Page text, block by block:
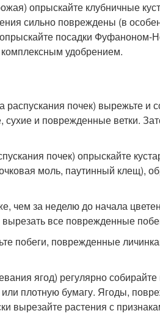
опрыскайте клубничные
сильно повреждены (в
посадки Фуфаноном-
удобрением.
почек) вырежьте и
и поврежденные ветки.
почек) опрыскайте
моль, паутинный клещ),
чем за неделю до начала
вырезать все поврежденные
побеги, поврежденные
ягод) регулярно
плотную бумагу. Ягоды,
вырезайте растения с